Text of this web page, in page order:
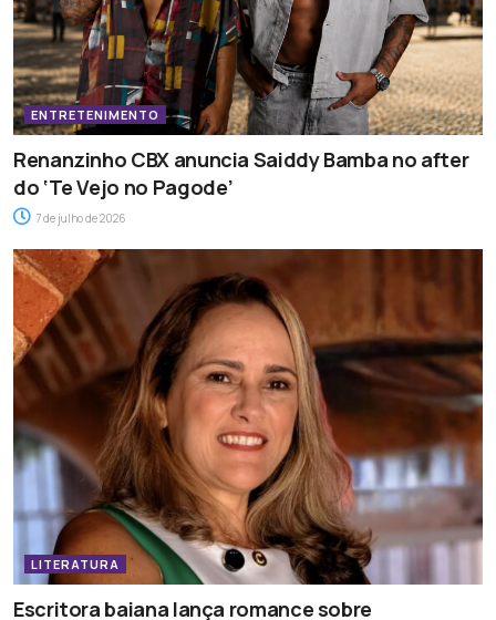
ENTRETENIMENTO
Renanzinho CBX anuncia Saiddy Bamba no after
do ‘Te Vejo no Pagode’
7 de julho de 2026
LITERATURA
Escritora baiana lança romance sobre